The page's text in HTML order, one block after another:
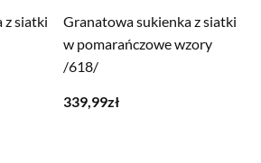
z siatki
Granatowa sukienka z siatki
w pomarańczowe wzory
/618/
339,99zł